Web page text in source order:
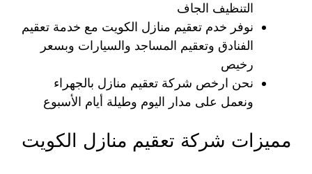
التنظيف الجاف
نوفر خدم تعقيم منازل الكويت مع خدمة تعقيم
الفنادق وتعقيم المساجد والسيارات وبسعر
رخيص
نحن ارخص شركة تعقيم منازل بالجهراء
ونعمل على مدار اليوم وطيلة أيام الأسبوع
مميزات شركة تعقيم منازل الكويت